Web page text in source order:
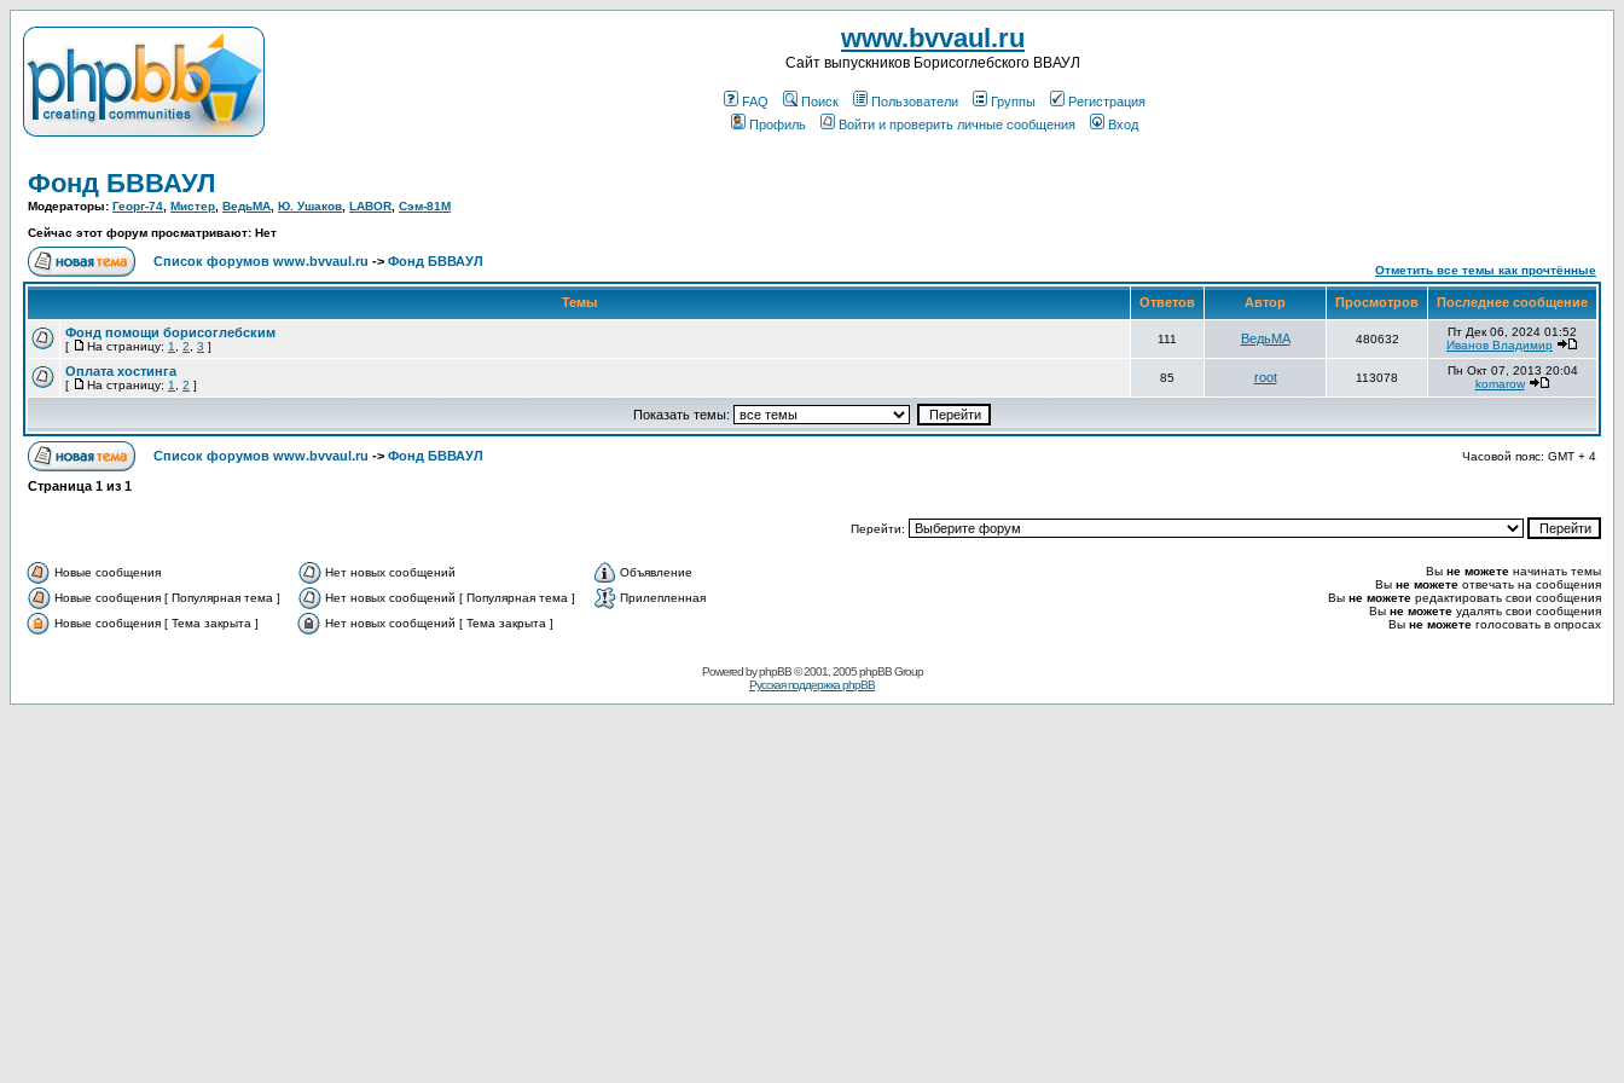
www.bvvaul.ru
Cайт выпускников Борисоглебского ВВАУЛ
FAQ Поиск Пользователи Группы
Регистрация
Профиль
Войти и проверить личные сообщения Вход
Фонд БВВАУЛ
Модераторы: Георг-74 Мистер ВедьМА Ю. Ушаков LABOR Сэм-81М
Сейчас этот форум просматривают: Нет
Список форумов www.bvvaul.ru -> Фонд БВВАУЛ
Отметить все темы как прочтённые
Темы Ответов Автор Просмотров Последнее сообщение
Фонд помощи борисоглебским
[ На страницу: 1 2 3 ]
111 ВедьМА 480632
Пт Дек 06, 2024 01:52
Иванов Владимир
Оплата хостинга
[ На страницу: 1 2 ]
85 root 113078
Пн Окт 07, 2013 20:04
komarow
Показать темы:
Список форумов www.bvvaul.ru -> Фонд БВВАУЛ Часовой пояс: GMT + 4
Страница 1 из 1
Перейти:
Новые сообщения Нет новых сообщений
Объявление
Новые сообщения [ Популярная тема ]
Нет новых сообщений [ Популярная тема ]
Прилепленная
Новые сообщения [ Тема закрыта ]
Нет новых сообщений [ Тема закрыта ]
Вы не можете начинать темы
Вы не можете отвечать на сообщения
Вы не можете редактировать свои сообщения
Вы не можете удалять свои сообщения
Вы не можете голосовать в опросах
Powered byphpBB© 2001, 2005 phpBB Group
Русская поддержка phpBB